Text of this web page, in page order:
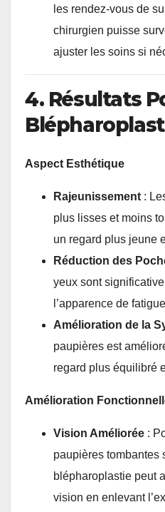
les rendez-vous de
chirurgien puisse
ajuster les soins si
4. Résultats
Aspect Esthétique
Rajeunissement :
plus lisses et moins
un regard plus jeune
Réduction des
yeux sont
l’apparence de
Amélioration de la
paupières est
regard plus équilibré
Amélioration
Vision Améliorée :
paupières tombantes
blépharoplastie peut
vision en enlevant